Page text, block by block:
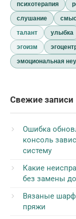
психотерапия
слушание
талант
улыбка
эгоизм
эмоциональная
Свежие записи
Ошибка
консоль
систему
Какие
без замены
Вязаные
пряжи